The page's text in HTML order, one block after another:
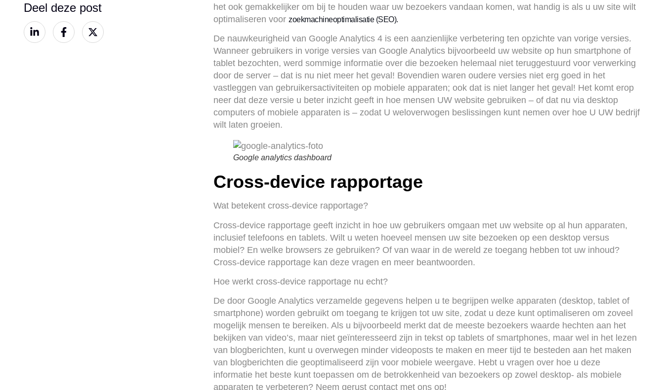
Deel deze post
het ook gemakkelijker om bij te houden waar uw bezoekers vandaan komen, wat handig is als u uw site wilt
optimaliseren voor zoekmachineoptimalisatie (SEO).
De nauwkeurigheid van Google Analytics 4 is een aanzienlijke verbetering ten opzichte van vorige versies.
Wanneer gebruikers in vorige versies van Google Analytics bijvoorbeeld uw website op hun smartphone of
tablet bezochten, werd sommige informatie over die bezoeken helemaal niet teruggestuurd voor verwerking
door de server – dat is nu niet meer het geval! Bovendien waren oudere versies niet erg goed in het
vastleggen van gebruikersactiviteiten op mobiele apparaten; ook dat is niet langer het geval! Het komt erop
neer dat deze versie u beter inzicht geeft in hoe mensen UW website gebruiken – of dat nu via desktop
computers of mobiele apparaten is – zodat U weloverwogen beslissingen kunt nemen over hoe U UW bedrijf
wilt laten groeien.
Google analytics dashboard
Cross-device rapportage
Wat betekent cross-device rapportage?
Cross-device rapportage geeft inzicht in hoe uw gebruikers omgaan met uw website op al hun apparaten,
inclusief telefoons en tablets. Wilt u weten hoeveel mensen uw site bezoeken op een desktop versus
mobiel? En welke browsers ze gebruiken? Of van waar in de wereld ze toegang hebben tot uw inhoud?
Cross-device rapportage kan deze vragen en meer beantwoorden.
Hoe werkt cross-device rapportage nu echt?
De door Google Analytics verzamelde gegevens helpen u te begrijpen welke apparaten (desktop, tablet of
smartphone) worden gebruikt om toegang te krijgen tot uw site, zodat u deze kunt optimaliseren om zoveel
mogelijk mensen te bereiken. Als u bijvoorbeeld merkt dat de meeste bezoekers waarde hechten aan het
bekijken van video’s, maar niet geïnteresseerd zijn in tekst op tablets of smartphones, maar wel in het lezen
van blogberichten, kunt u overwegen minder videoposts te maken en meer tijd te besteden aan het maken
van blogberichten die geoptimaliseerd zijn voor mobiele weergave. Hebt u vragen over hoe u deze
informatie het beste kunt toepassen om de betrokkenheid van bezoekers op zowel desktop- als mobiele
apparaten te verbeteren? Neem gerust contact met ons op!